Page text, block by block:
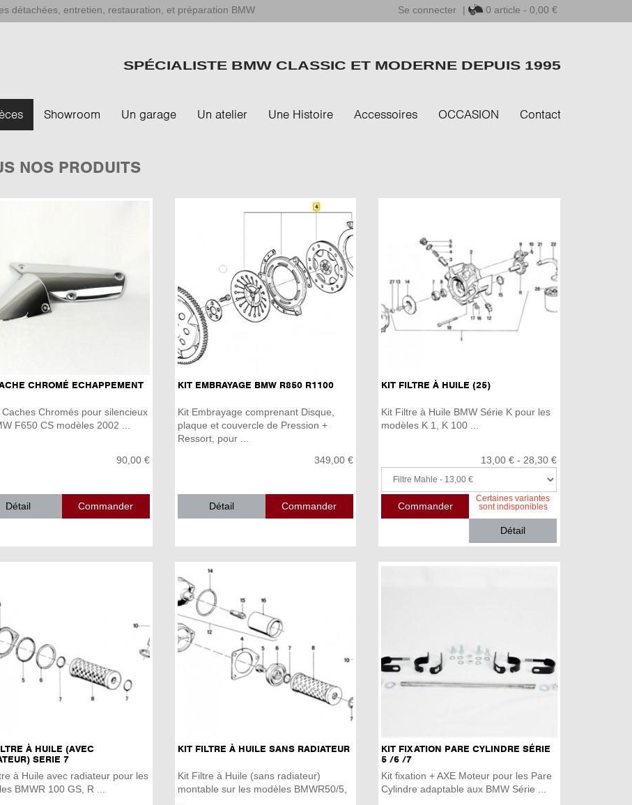
détachées, entretien, restauration, et préparation BMW Se connecter | 0 article - 0,00 €
SPÉCIALISTE BMW CLASSIC ET MODERNE DEPUIS 1995
Showroom Un garage Un atelier Une Histoire Accessoires OCCASION Contact
NOS PRODUITS
CHROMÉ ECHAPPEMENT
Caches Chromés pour silencieux
F650 CS modèles 2002 ...
90,00 €
Détail
KIT EMBRAYAGE BMW R850 R1100
Kit Embrayage comprenant Disque,
plaque et couvercle de Pression +
Ressort, pour ...
349,00 €
Détail
KIT FILTRE À HUILE (25)
Kit Filtre à Huile BMW Série K pour les
modèles K 1, K 100 ...
13,00 € - 28,30 €
Certaines variantes
sont indisponibles
Détail
À HUILE (AVEC
SERIE 7
à Huile avec radiateur pour les
BMWR 100 GS, R ...
KIT FILTRE À HUILE SANS RADIATEUR
Kit Filtre à Huile (sans radiateur)
montable sur les modèles BMWR50/5,
KIT FIXATION PARE CYLINDRE SÉRIE
5 /6 /7
Kit fixation + AXE Moteur pour les Pare
Cylindre adaptable aux BMW Série ...